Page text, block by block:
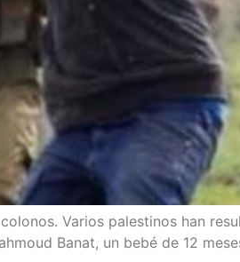
Varios pales­ti­nos han
Banat, un bebé de 12